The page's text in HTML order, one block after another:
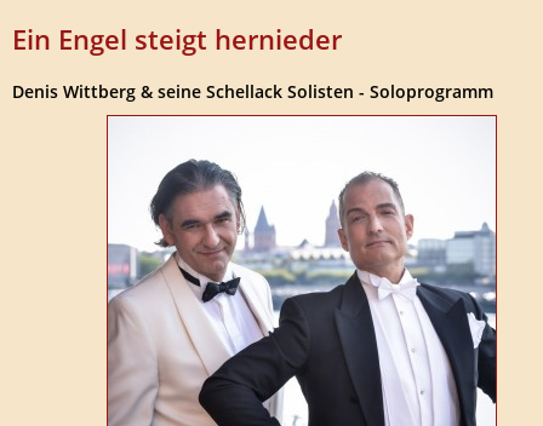
Ein Engel steigt hernieder
Denis Wittberg & seine Schellack Solisten - Soloprogramm